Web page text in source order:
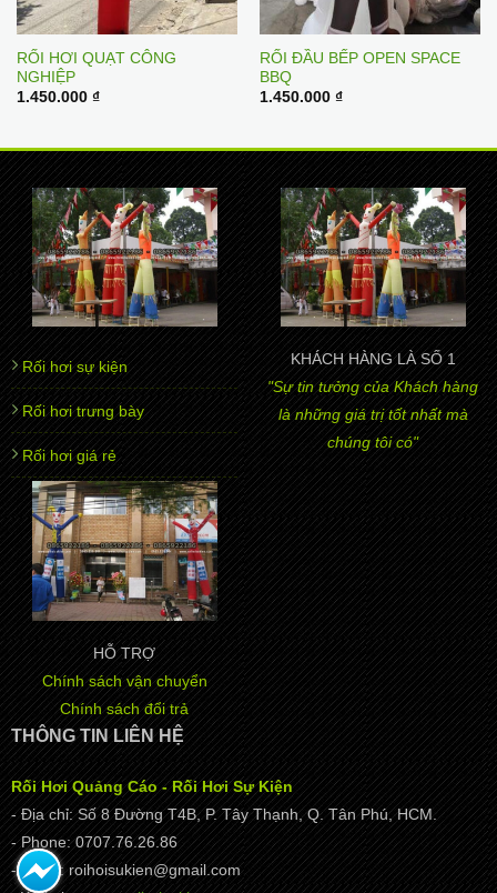
RỐI HƠI QUẠT CÔNG
NGHIỆP
1.450.000 ₫
RỐI ĐẦU BẾP OPEN SPACE
BBQ
1.450.000 ₫
Rối hơi sự kiện
Rối hơi trưng bày
Rối hơi giá rẻ
KHÁCH HÀNG LÀ SỐ 1
"Sự tin tưởng của Khách hàng
là những giá trị tốt nhất mà
chúng tôi có"
HỖ TRỢ
Chính sách vận chuyển
Chính sách đổi trả
THÔNG TIN LIÊN HỆ
Rối Hơi Quảng Cáo - Rối Hơi Sự Kiện
- Địa chỉ: Số 8 Đường T4B, P. Tây Thạnh, Q. Tân Phú, HCM.
- Phone: 0707.76.26.86
- Email: roihoisukien@gmail.com